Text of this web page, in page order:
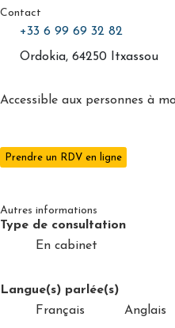
Contact
+33 6 99 69 32 82
Ordokia, 64250 Itxassou
Accessible aux personnes à
Prendre un RDV en ligne
Autres informations
Type de consultation
En cabinet
Langue(s) parlée(s)
Français
Anglais